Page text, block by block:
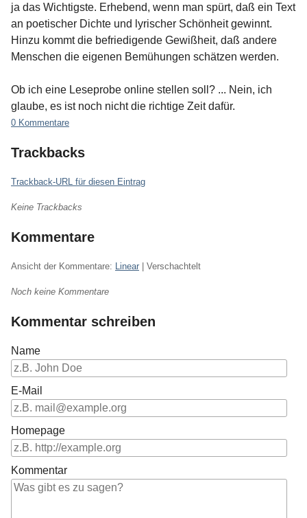
ja das Wichtigste. Erhebend, wenn man spürt, daß ein Text
an poetischer Dichte und lyrischer Schönheit gewinnt.
Hinzu kommt die befriedigende Gewißheit, daß andere
Menschen die eigenen Bemühungen schätzen werden.
Ob ich eine Leseprobe online stellen soll? ... Nein, ich
glaube, es ist noch nicht die richtige Zeit dafür.
0 Kommentare
Trackbacks
Trackback-URL für diesen Eintrag
Keine Trackbacks
Kommentare
Ansicht der Kommentare: Linear | Verschachtelt
Noch keine Kommentare
Kommentar schreiben
Name
E-Mail
Homepage
Kommentar